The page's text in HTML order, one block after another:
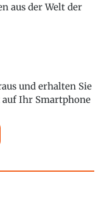
aus der Welt der
und erhalten Sie
Ihr Smartphone